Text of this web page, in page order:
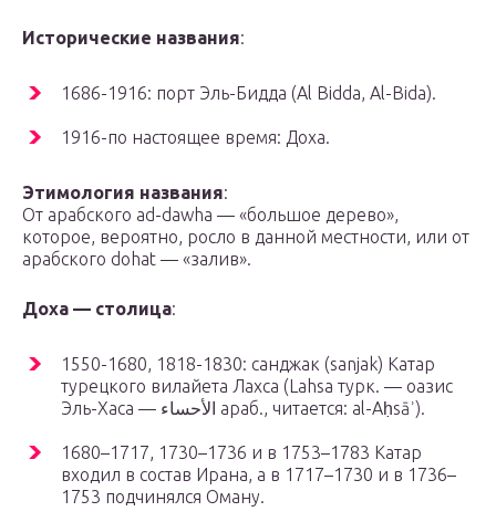
Исторические названия:
1686-1916: порт Эль-Бидда (Al Bidda, Al-Bida).
1916-по настоящее время: Доха.
Этимология названия:
От арабского ad-dawha — «большое дерево»,
которое, вероятно, росло в данной местности, или от
арабского dohat — «залив».
Доха — столица:
1550-1680, 1818-1830: санджак (sanjak) Катар
турецкого вилайета Лахса (Lahsa турк. — оазис
Эль-Хаса — الأحساء‎ араб., читается: al-Aḥsāʾ).
1680–1717, 1730–1736 и в 1753–1783 Катар
входил в состав Ирана, а в 1717–1730 и в 1736–
1753 подчинялся Оману.